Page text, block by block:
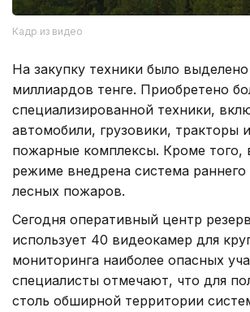
Кадр из видео
На закупку техники было
миллиардов тенге. Приобретено
специализированной техники,
автомобили, грузовики, тракторы
пожарные комплексы. Кроме того,
режиме внедрена система
лесных пожаров.
Сегодня оперативный центр
использует 40 видеокамер для
мониторинга наиболее опасных
специалисты отмечают, что для
столь обширной территории